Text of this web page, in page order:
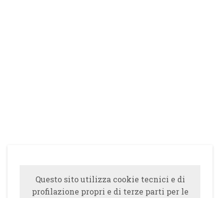
Questo sito utilizza cookie tecnici e di
profilazione propri e di terze parti per le